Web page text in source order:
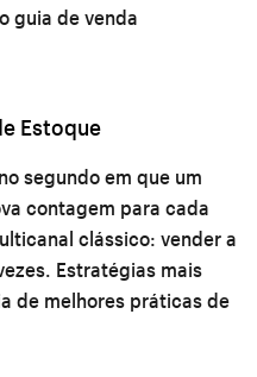
guia devenda
Estoque
segundo em que um
contagem para cada
clássico: vender a
Estratégias mais
de melhores práticas de